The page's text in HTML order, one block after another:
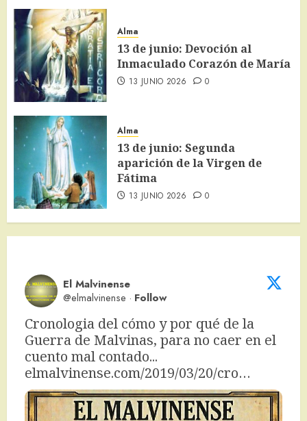
Alma
13 de junio: Devoción al
Inmaculado Corazón de María
13 JUNIO 2026 0
Alma
13 de junio: Segunda
aparición de la Virgen de
Fátima
13 JUNIO 2026 0
El Malvinense
@elmalvinense · Follow
Cronologia del cómo y por qué de la
Guerra de Malvinas, para no caer en el
elmalvinense.com/2019/03/20/cro…